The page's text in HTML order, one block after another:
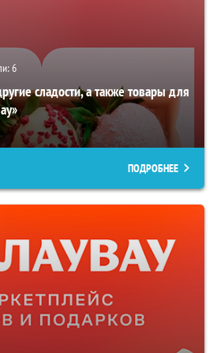
6
сладости, а также товары для
ПОДРОБНЕЕ